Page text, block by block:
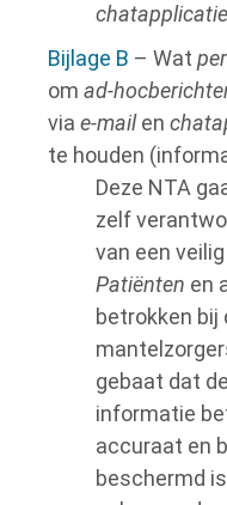
Bijlage B – Wat
om ad-
via e-mailen
te houden
Deze NTA
zelf
van een
Patiënten en
betrokken bij
gebaat dat
informatie
accuraat en
beschermd